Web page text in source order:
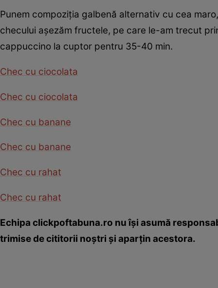
Punem compoziţia galbenă alternativ cu cea
checului aşezăm fructele, pe care le-am trecut
cappuccino la cuptor pentru 35-40 min.
Chec cu ciocolata
Chec cu ciocolata
Chec cu banane
Chec cu banane
Chec cu rahat
Chec cu rahat
Echipa clickpoftabuna.ro nu îşi asumă
trimise de cititorii noştri şi aparţin acestora.